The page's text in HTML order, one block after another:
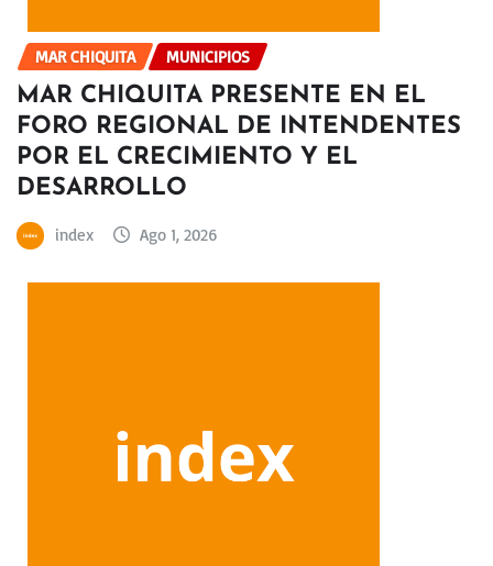
MAR CHIQUITA MUNICIPIOS
MAR CHIQUITA PRESENTE EN EL
FORO REGIONAL DE INTENDENTES
POR EL CRECIMIENTO Y EL
DESARROLLO
index Ago 1, 2026